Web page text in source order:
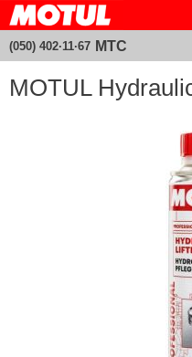
MOTUL
(050) 402·11·67 МТС